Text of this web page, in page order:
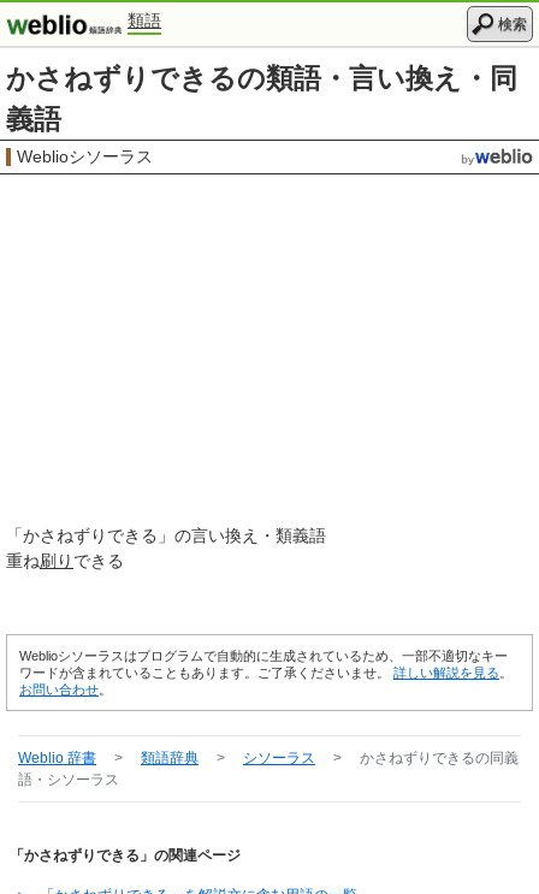
類語 検索
かさねずりできるの類語・言い換え・同
義語
Weblioシソーラス
「かさねずりできる 」の言い換え・類義語
重ね刷り できる
Weblioシソーラスはプログラムで自動的に生成されているため、一部不適切なキー
ワードが含まれていることもあります。ご了承くださいませ。 詳しい解説を見る
お問い合わせ
Weblio 辞書 > 類語辞典 > シソーラス > かさねずりできるの同義
語・シソーラス
「かさねずりできる」の関連ページ